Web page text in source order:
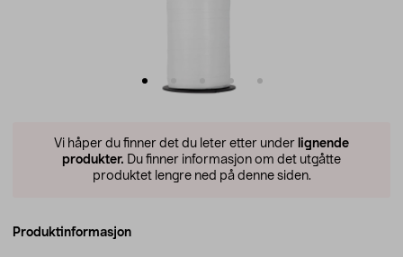
Vi håper du finner det du leter etter under lignende
produkter. Du finner informasjon om det utgåtte
produktet lengre ned på denne siden.
Produktinformasjon